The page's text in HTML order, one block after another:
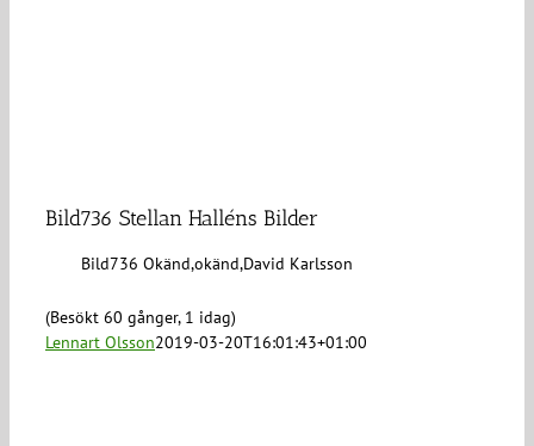
Bild736 Stellan Halléns Bilder
Bild736 Okänd,okänd,David Karlsson
(Besökt 60 gånger, 1 idag)
Lennart Olsson2019-03-20T16:01:43+01:00